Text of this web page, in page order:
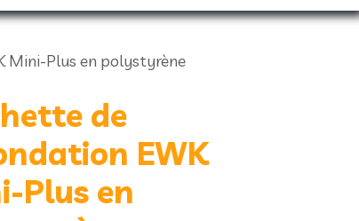
Mini-Plus en polystyrène
de
EWK
Plus en